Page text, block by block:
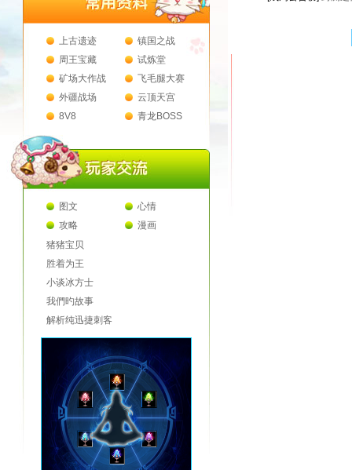
上古遗迹
镇国之战
周王宝藏
试炼堂
矿场大作战
飞毛腿大赛
外疆战场
云顶天宫
8V8
青龙BOSS
图文
心情
攻略
漫画
猪猪宝贝
胜着为王
小谈冰方士
我們旳故事
解析纯迅捷刺客